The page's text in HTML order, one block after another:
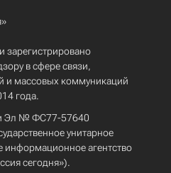
зарегистрировано
в сфере связи,
и массовых коммуникаций
года.
Эл № ФС77-57640
унитарное
агентство
сегодня»).